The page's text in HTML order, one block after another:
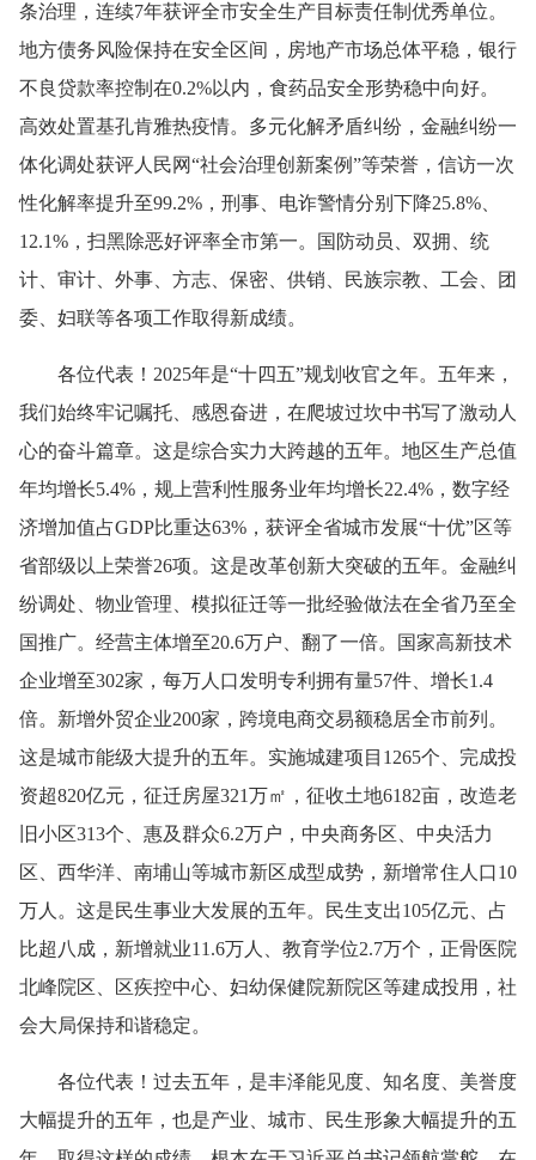
条治理，连续7年获评全市安全生产目标责任制优秀单位。
地方债务风险保持在安全区间，房地产市场总体平稳，银行
不良贷款率控制在0.2%以内，食药品安全形势稳中向好。
高效处置基孔肯雅热疫情。多元化解矛盾纠纷，金融纠纷一
体化调处获评人民网“社会治理创新案例”等荣誉，信访一次
性化解率提升至99.2%，刑事、电诈警情分别下降25.8%、
12.1%，扫黑除恶好评率全市第一。国防动员、双拥、统
计、审计、外事、方志、保密、供销、民族宗教、工会、团
委、妇联等各项工作取得新成绩。
各位代表！2025年是“十四五”规划收官之年。五年来，
我们始终牢记嘱托、感恩奋进，在爬坡过坎中书写了激动人
心的奋斗篇章。这是综合实力大跨越的五年。地区生产总值
年均增长5.4%，规上营利性服务业年均增长22.4%，数字经
济增加值占GDP比重达63%，获评全省城市发展“十优”区等
省部级以上荣誉26项。这是改革创新大突破的五年。金融纠
纷调处、物业管理、模拟征迁等一批经验做法在全省乃至全
国推广。经营主体增至20.6万户、翻了一倍。国家高新技术
企业增至302家，每万人口发明专利拥有量57件、增长1.4
倍。新增外贸企业200家，跨境电商交易额稳居全市前列。
这是城市能级大提升的五年。实施城建项目1265个、完成投
资超820亿元，征迁房屋321万㎡，征收土地6182亩，改造老
旧小区313个、惠及群众6.2万户，中央商务区、中央活力
区、西华洋、南埔山等城市新区成型成势，新增常住人口10
万人。这是民生事业大发展的五年。民生支出105亿元、占
比超八成，新增就业11.6万人、教育学位2.7万个，正骨医院
北峰院区、区疾控中心、妇幼保健院新院区等建成投用，社
会大局保持和谐稳定。
各位代表！过去五年，是丰泽能见度、知名度、美誉度
大幅提升的五年，也是产业、城市、民生形象大幅提升的五